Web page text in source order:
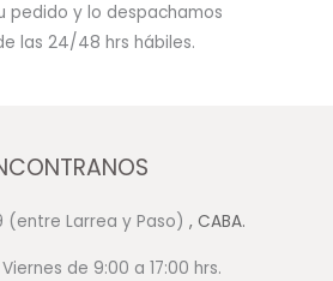
pedido y lo despachamos
las 24/48 hrs hábiles.
(entre Larrea y Paso) , CABA.
de 9:00 a 17:00 hrs.